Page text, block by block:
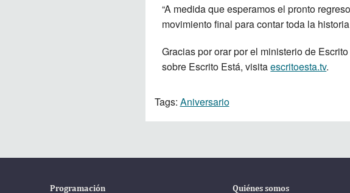
“A medida que esperamos el pronto
movimiento final para contar toda la
Gracias por orar por el ministerio de
sobre Escrito Está, visitaescritoesta.tv.
Tags: Aniversario
Programación Quiénes somos